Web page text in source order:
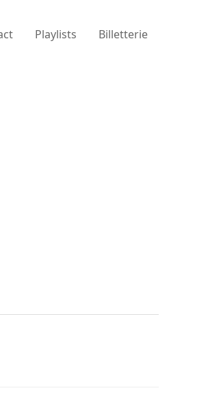
Playlists Billetterie